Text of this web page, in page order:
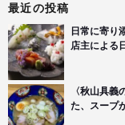
最近の投稿
日常に寄り
店主による
〈秋山具
た、スープ